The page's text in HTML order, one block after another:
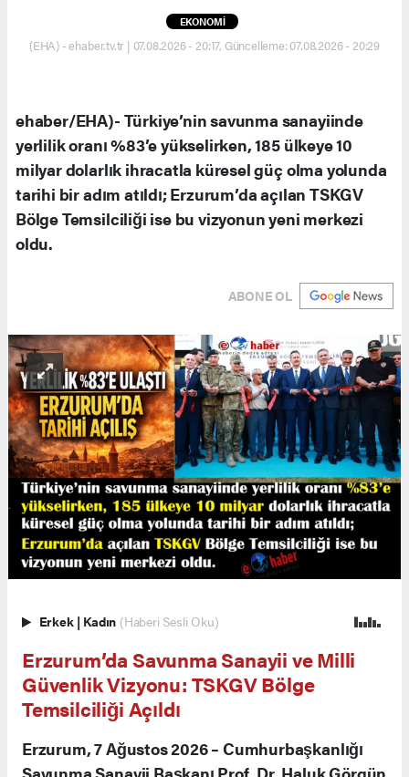
EKONOMİ
(EHA) - ehaber.tv.tr | 07.08.2026 - 20:17, Güncelleme: 07.08.2026 - 20:29
ehaber/EHA)- Türkiye’nin savunma sanayiinde
yerlilik oranı %83’e yükselirken, 185 ülkeye 10
milyar dolarlık ihracatla küresel güç olma yolunda
tarihi bir adım atıldı; Erzurum’da açılan TSKGV
Bölge Temsilciliği ise bu vizyonun yeni merkezi
oldu.
ABONE OL
Erkek | Kadın (Haberi Sesli Oku)
Erzurum’da Savunma Sanayii ve Milli
Güvenlik Vizyonu: TSKGV Bölge
Temsilciliği Açıldı
Erzurum, 7 Ağustos 2026 – Cumhurbaşkanlığı